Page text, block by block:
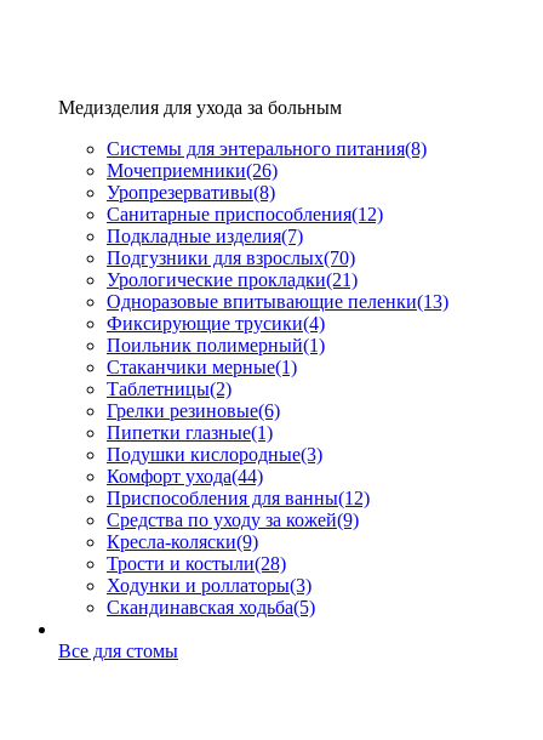
Медизделия для ухода за больным
Системы для энтерального питания(8)
Мочеприемники(26)
Уропрезервативы(8)
Санитарные приспособления(12)
Подкладные изделия(7)
Подгузники для взрослых(70)
Урологические прокладки(21)
Одноразовые впитывающие пеленки(13)
Фиксирующие трусики(4)
Поильник полимерный(1)
Стаканчики мерные(1)
Таблетницы(2)
Грелки резиновые(6)
Пипетки глазные(1)
Подушки кислородные(3)
Комфорт ухода(44)
Приспособления для ванны(12)
Средства по уходу за кожей(9)
Кресла-коляски(9)
Трости и костыли(28)
Ходунки и роллаторы(3)
Скандинавская ходьба(5)
Все для стомы